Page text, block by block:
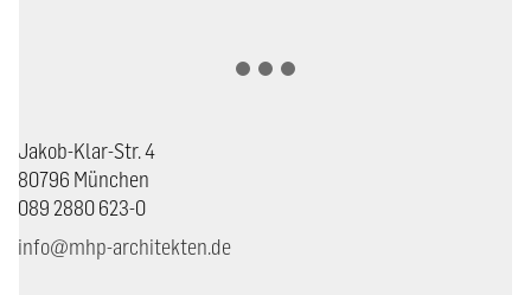
Jakob-Klar-Str. 4
80796 München
089 2880 623-0
info@mhp-architekten.de